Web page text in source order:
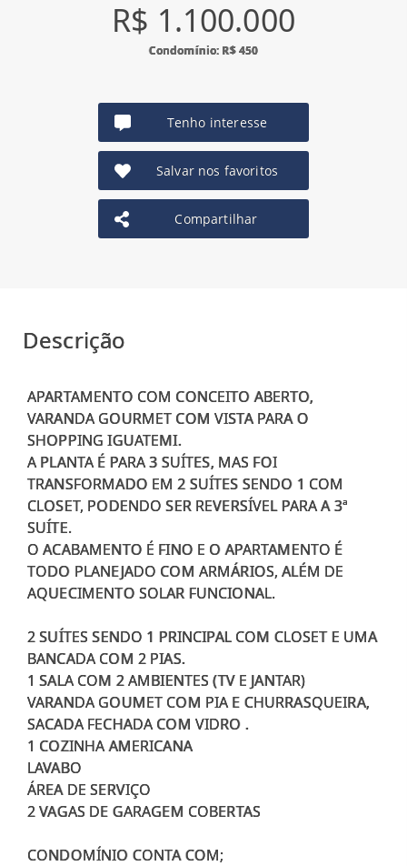
R$ 1.100.000
Condomínio: R$ 450
Tenho interesse
Salvar nos favoritos
Compartilhar
Descrição
APARTAMENTO COM CONCEITO ABERTO,
VARANDA GOURMET COM VISTA PARA O
SHOPPING IGUATEMI.
A PLANTA É PARA 3 SUÍTES, MAS FOI
TRANSFORMADO EM 2 SUÍTES SENDO 1 COM
CLOSET, PODENDO SER REVERSÍVEL PARA A 3ª
SUÍTE.
O ACABAMENTO É FINO E O APARTAMENTO É
TODO PLANEJADO COM ARMÁRIOS, ALÉM DE
AQUECIMENTO SOLAR FUNCIONAL.
2 SUÍTES SENDO 1 PRINCIPAL COM CLOSET E UMA
BANCADA COM 2 PIAS.
1 SALA COM 2 AMBIENTES (TV E JANTAR)
VARANDA GOUMET COM PIA E CHURRASQUEIRA,
SACADA FECHADA COM VIDRO .
1 COZINHA AMERICANA
LAVABO
ÁREA DE SERVIÇO
2 VAGAS DE GARAGEM COBERTAS
CONDOMÍNIO CONTA COM;